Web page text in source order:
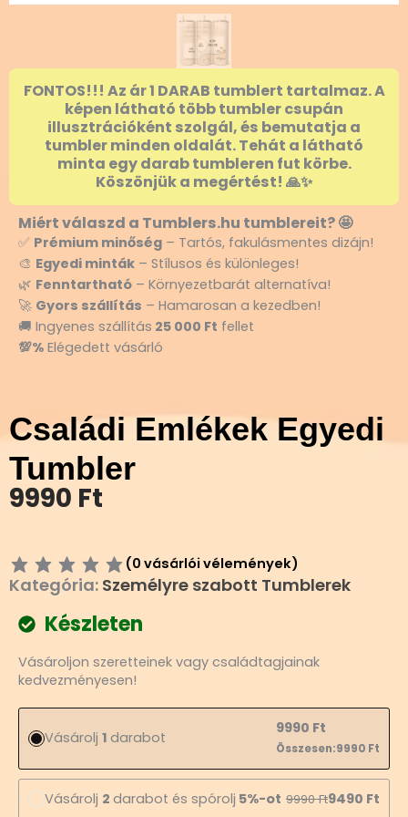
FONTOS!!! Az ár 1 DARAB tumblert tartalmaz. A
képen látható több tumbler csupán
illusztrációként szolgál, és bemutatja a
tumbler minden oldalát. Tehát a látható
minta egy darab tumbleren fut körbe.
Köszönjük a megértést! 🙏✨
Miért válaszd a Tumblers.hu tumblereit? 🤩
✅ Prémium minőség – Tartós, fakulásmentes dizájn!
🎨 Egyedi minták – Stílusos és különleges!
🌿 Fenntartható – Környezetbarát alternatíva!
🚀 Gyors szállítás – Hamarosan a kezedben!
🚚 Ingyenes szállítás 25 000 Ft fellet
💯% Elégedett vásárló
Családi Emlékek Egyedi
Tumbler
9990 Ft
(0 vásárlói vélemények)
Kategória: Személyre szabott Tumblerek
Készleten
Vásároljon szeretteinek vagy családtagjainak
kedvezményesen!
Vásárolj 1 darabot
9990 Ft
Összesen:9990 Ft
Vásárolj 2 darabot és spórolj 5%-ot 9990Ft9490 Ft
Emlékek
Egyedi
Tumbler
mennyiség